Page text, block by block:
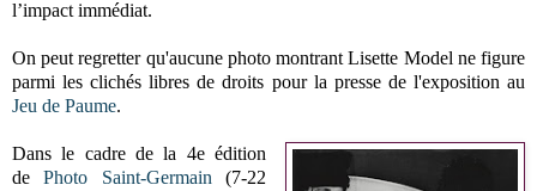
l’impact immédiat.
On peut regretter qu'aucune photo montrant Lisette Model ne figure
parmi les clichés libres de droits pour la presse de l'exposition au
Jeu de Paume.
Dans le cadre de la 4e édition
dePhoto Saint-Germain (7-22